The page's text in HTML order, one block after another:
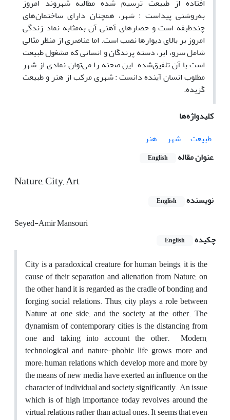
افتاده از طبیعت ترسیم شده مطالبه شهروند امروز
به‌روشنی پیداست : شهر، همچنان دارای ساختمان‌های
چندطبقه است و حصارهای آهنی آن به‌مثابه نماد زندگی
امروز بر بالای دیوارها نصب است. اما عناصری از منظر مثالی
شامل سرو، ابر، دسته پرندگان و انسانی که مشغول طبیعت
است با آن تلفیق‌شده. این صحنه را می‌توان نمادی از شهر
مطلوب انسان آینده دانست : شهری مرکب از هنر و طبیعت
گزیده.
کلیدواژه‌ها
طبیعت
شهر
هنر
عنوان مقاله
English
Nature, City, Art
نویسنده English
Seyed-Amir Mansouri
چکیده
English
City is a paradoxical creature for human beings; it is the
cause of their separation and alienation from Nature, on
the other hand it is regarded as the cradle of bonding and
forging social relations. Thus, city plays a role between
Nature at one side, and the society at the other. The
dynamism of contemporary cities is the distancing from
one and taking into account the other. Modern,
technological and nature-phobic life grows more and
more; human relations which develop more and more by
the means of new media have exerted an influence on the
character of individual and society significantly. An issue
which is of high importance today revolves around the
virtual relations rather than actual ones. It seems that even